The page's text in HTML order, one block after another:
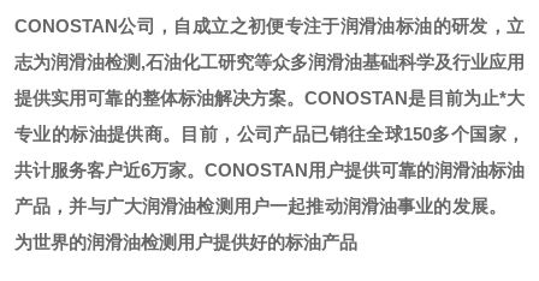
CONOSTAN公司，自成立之初便专注于润滑油标油的研发，立
志为润滑油检测,石油化工研究等众多润滑油基础科学及行业应用
提供实用可靠的整体标油解决方案。CONOSTAN是目前为止*大
专业的标油提供商。
目前，公司产品已销往全球150多个国家，
共计服务客户近6万家。CONOSTAN用户提供可靠的润滑油标油
产品，并与广大润滑油检测用户一起推动润滑油事业的发展。
为世界的润滑油检测用户提供好的标油产品